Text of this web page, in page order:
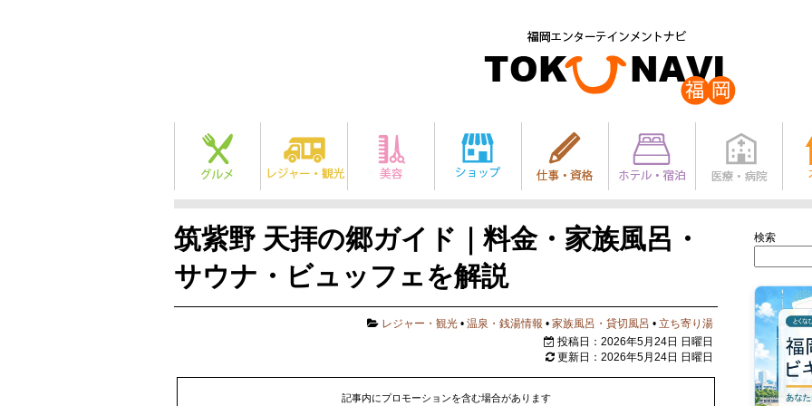
筑紫野 天拝の郷ガイド｜料金・家族風呂・
サウナ・ビュッフェを解説
レジャー・観光 • 温泉・銭湯情報 • 家族風呂・貸切風呂 • 立ち寄り湯
投稿日：2026年5月24日 日曜日
更新日：2026年5月24日 日曜日
記事内にプロモーションを含む場合があります
検索